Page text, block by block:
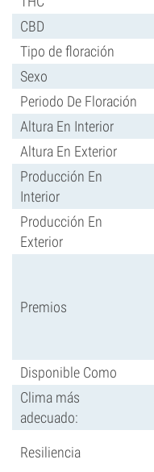
CBD
Tipo de floración
Sexo
Periodo De Floración
Altura En Interior
Altura En Exterior
Producción En
Interior
Producción En
Exterior
Premios
Disponible Como
Clima más
adecuado:
Resiliencia